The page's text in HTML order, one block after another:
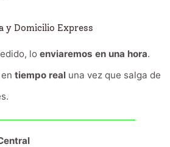
y Domicilio Express
lo enviaremos en una hora.
tiempo real una vez que salga de